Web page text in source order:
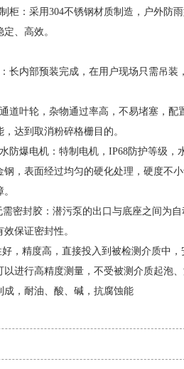
柜：采用304不锈钢材质制造，户外防
、高效。
长内部预装完成，在用户现场只需吊
道叶轮，杂物通过率高，不易堵塞，
达到取消粉碎格栅目的。
防爆电机：特制电机，IP68防护等级
，表面经过均匀的硬化处理，硬度不
密封胶：潜污泵的出口与底座之间为
保证密封性。
，精度高，直接投入到被检测介质中
进行高精度测量，不受被测介质起泡
成，耐油、酸、碱，抗腐蚀能